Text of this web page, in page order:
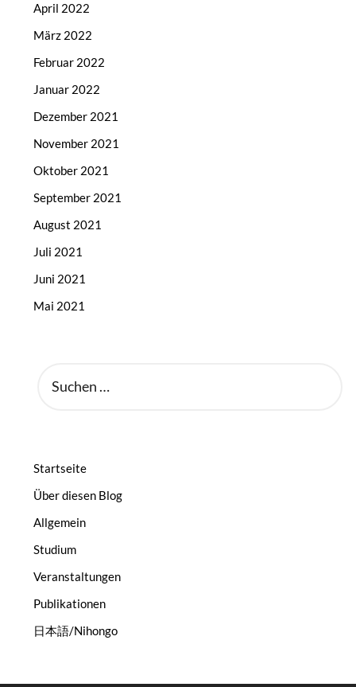
April 2022
März 2022
Februar 2022
Januar 2022
Dezember 2021
November 2021
Oktober 2021
September 2021
August 2021
Juli 2021
Juni 2021
Mai 2021
NACH:
Startseite
Über diesen Blog
Allgemein
Studium
Veranstaltungen
Publikationen
日本語/Nihongo